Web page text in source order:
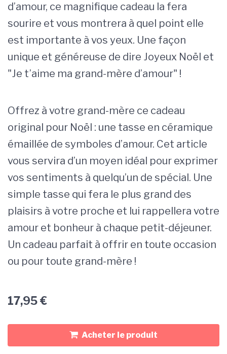
d’amour, ce magnifique cadeau la fera
sourire et vous montrera à quel point elle
est importante à vos yeux. Une façon
unique et généreuse de dire Joyeux Noël et
"Je t’aime ma grand-mère d’amour" !
Offrez à votre grand-mère ce cadeau
original pour Noël : une tasse en céramique
émaillée de symboles d’amour. Cet article
vous servira d’un moyen idéal pour exprimer
vos sentiments à quelqu’un de spécial. Une
simple tasse qui fera le plus grand des
plaisirs à votre proche et lui rappellera votre
amour et bonheur à chaque petit-déjeuner.
Un cadeau parfait à offrir en toute occasion
ou pour toute grand-mère !
17,95€
Acheter le produit